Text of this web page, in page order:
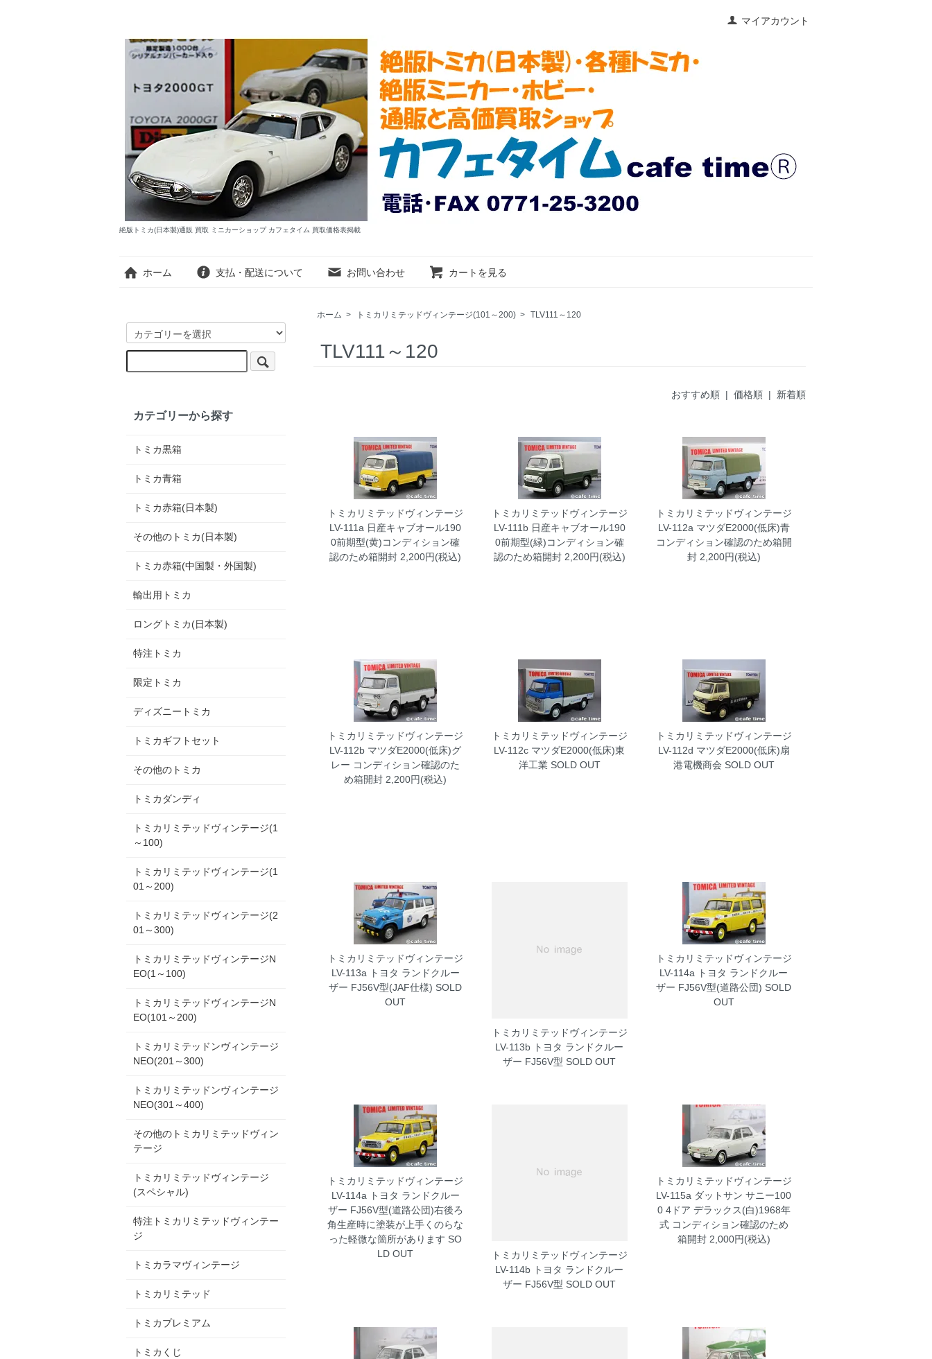
マイアカウント
絶版トミカ(日本製)通販 買取 ミニカーショップ カフェタイム 買取価格表掲載
ホーム 支払・配送について お問い合わせ カートを見る
ホーム > トミカリミテッドヴィンテージ(101～200) > TLV111～120
TLV111～120
おすすめ順 | 価格順 | 新着順
トミカリミテッドヴィンテージ
LV-111a 日産キャブオール190
0前期型(黄)コンディション確
認のため箱開封 2,200円(税込)
トミカリミテッドヴィンテージ
LV-111b 日産キャブオール190
0前期型(緑)コンディション確
認のため箱開封2,200円(税込)
トミカリミテッドヴィンテージ
LV-112a マツダE2000(低床)青
コンディション確認のため箱開
封2,200円(税込)
トミカリミテッドヴィンテージ
LV-112b マツダE2000(低床)グ
レー コンディション確認のた
め箱開封 2,200円(税込)
トミカリミテッドヴィンテージ
LV-112c マツダE2000(低床)東
洋工業SOLD OUT
トミカリミテッドヴィンテージ
LV-112d マツダE2000(低床)扇
港電機商会 SOLD OUT
トミカリミテッドヴィンテージ
LV-113a トヨタ ランドクルー
ザー FJ56V型(JAF仕様) SOLD
OUT
トミカリミテッドヴィンテージ
LV-113b トヨタ ランドクルー
ザー FJ56V型 SOLD OUT
トミカリミテッドヴィンテージ
LV-114a トヨタ ランドクルー
ザー FJ56V型(道路公団) SOLD
OUT
トミカリミテッドヴィンテージ
LV-114a トヨタ ランドクルー
ザー FJ56V型(道路公団)右後ろ
角生産時に塗装が上手くのらな
った軽微な箇所があります SO
LD OUT
トミカリミテッドヴィンテージ
LV-114b トヨタ ランドクルー
ザー FJ56V型 SOLD OUT
トミカリミテッドヴィンテージ
LV-115a ダットサン サニー100
0 4ドア デラックス(白)1968年
式 コンディション確認のため
箱開封2,000円(税込)
カテゴリーから探す
トミカ黒箱
トミカ青箱
トミカ赤箱(日本製)
その他のトミカ(日本製)
トミカ赤箱(中国製・外国製)
輸出用トミカ
ロングトミカ(日本製)
特注トミカ
限定トミカ
ディズニートミカ
トミカギフトセット
その他のトミカ
トミカダンディ
トミカリミテッドヴィンテージ(1
～100)
トミカリミテッドヴィンテージ(1
01～200)
トミカリミテッドヴィンテージ(2
01～300)
トミカリミテッドヴィンテージN
EO(1～100)
トミカリミテッドヴィンテージN
EO(101～200)
トミカリミテッドンヴィンテージ
NEO(201～300)
トミカリミテッドンヴィンテージ
NEO(301～400)
その他のトミカリミテッドヴィン
テージ
トミカリミテッドヴィンテージ
(スペシャル)
特注トミカリミテッドヴィンテー
ジ
トミカラマヴィンテージ
トミカリミテッド
トミカプレミアム
トミカくじ